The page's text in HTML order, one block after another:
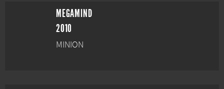
MEGAMIND
2010
MINION